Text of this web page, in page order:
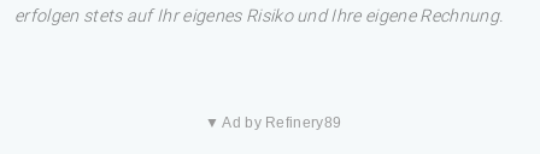
erfolgen stets auf Ihr eigenes Risiko und Ihre eigene Rechnung.
▼ Ad by Refinery89